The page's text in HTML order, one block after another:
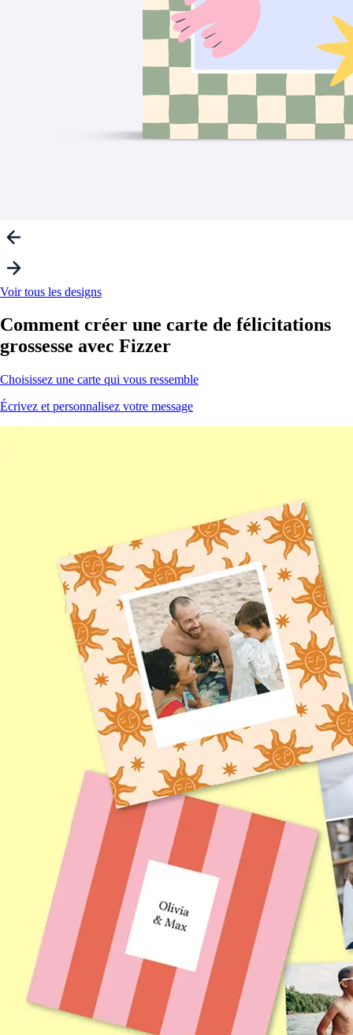
Voir tous les designs
Comment créer une carte de félicitations
grossesse avec Fizzer
Choisissez une carte qui vous ressemble
Écrivez et personnalisez votre message